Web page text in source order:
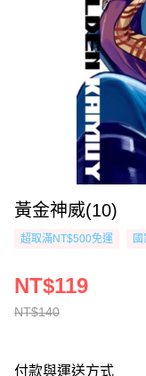
黃金神威(10)
超取滿NT$500免運
NT$140
NT$119
付款與運送方式